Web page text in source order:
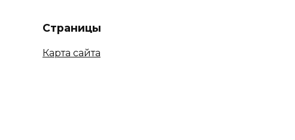
Страницы
Карта сайта